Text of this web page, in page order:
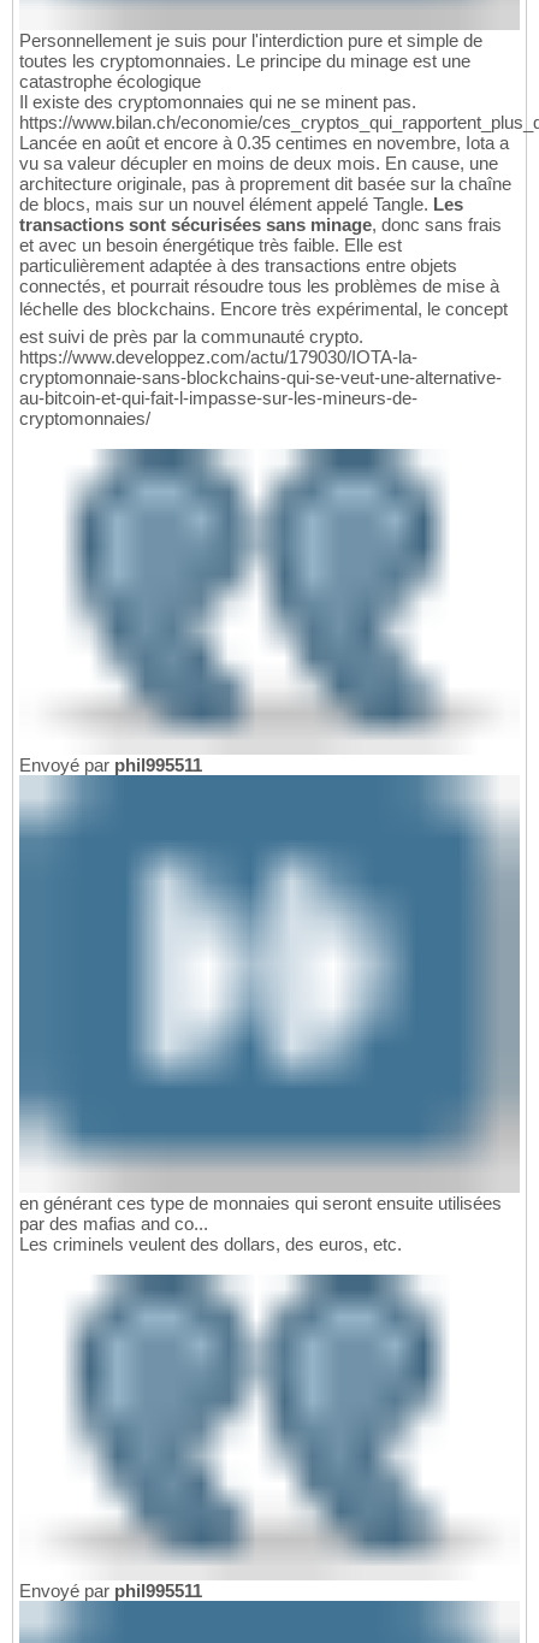
Personnellement je suis pour l'interdiction pure et simple de
toutes les cryptomonnaies. Le principe du minage est une
catastrophe écologique
Il existe des cryptomonnaies qui ne se minent pas.
https://www.bilan.ch/economie/
Lancée en août et encore à 0.35 centimes en novembre, Iota a
vu sa valeur décupler en moins de deux mois. En cause, une
architecture originale, pas à proprement dit basée sur la chaîne
de blocs, mais sur un nouvel élément appelé Tangle. Les
transactions sont sécurisées sans minage, donc sans frais
et avec un besoin énergétique très faible. Elle est
particulièrement adaptée à des transactions entre objets
connectés, et pourrait résoudre tous les problèmes de mise à
léchelle des blockchains. Encore très expérimental, le concept
est suivi de près par la communauté crypto.
https://www.developpez.com/actu/179030/IOTA-la-
cryptomonnaie-sans-blockchains-qui-se-veut-une-alternative-
au-bitcoin-et-qui-fait-l-impasse-sur-les-mineurs-de-
cryptomonnaies/
Envoyé par phil995511
en générant ces type de monnaies qui seront ensuite utilisées
par des mafias and co...
Les criminels veulent des dollars, des euros, etc.
Envoyé par phil995511